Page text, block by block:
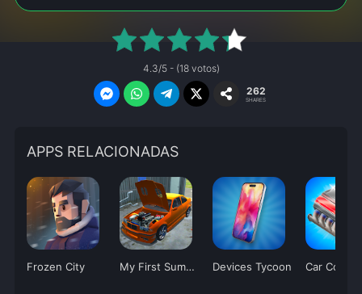
4.3/5 - (18 votos)
262
SHARES
APPS RELACIONADAS
Frozen City My First Summer Car: Mechanic Devices Tycoon